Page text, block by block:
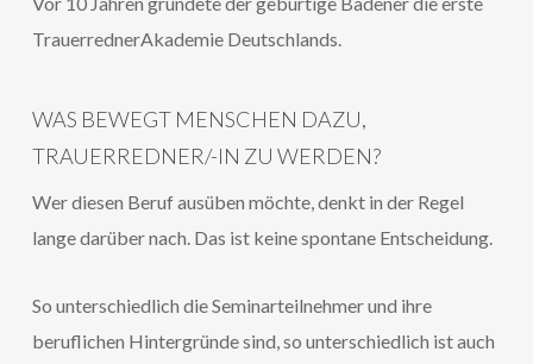
TrauerrednerAkademie Deutschlands.
WAS BEWEGT MENSCHEN DAZU,
TRAUERREDNER/-IN ZU WERDEN?
Wer diesen Beruf ausüben möchte, denkt in der Regel
lange darüber nach. Das ist keine spontane Entscheidung.
So unterschiedlich die Seminarteilnehmer und ihre
beruflichen Hintergründe sind, so unterschiedlich ist auch